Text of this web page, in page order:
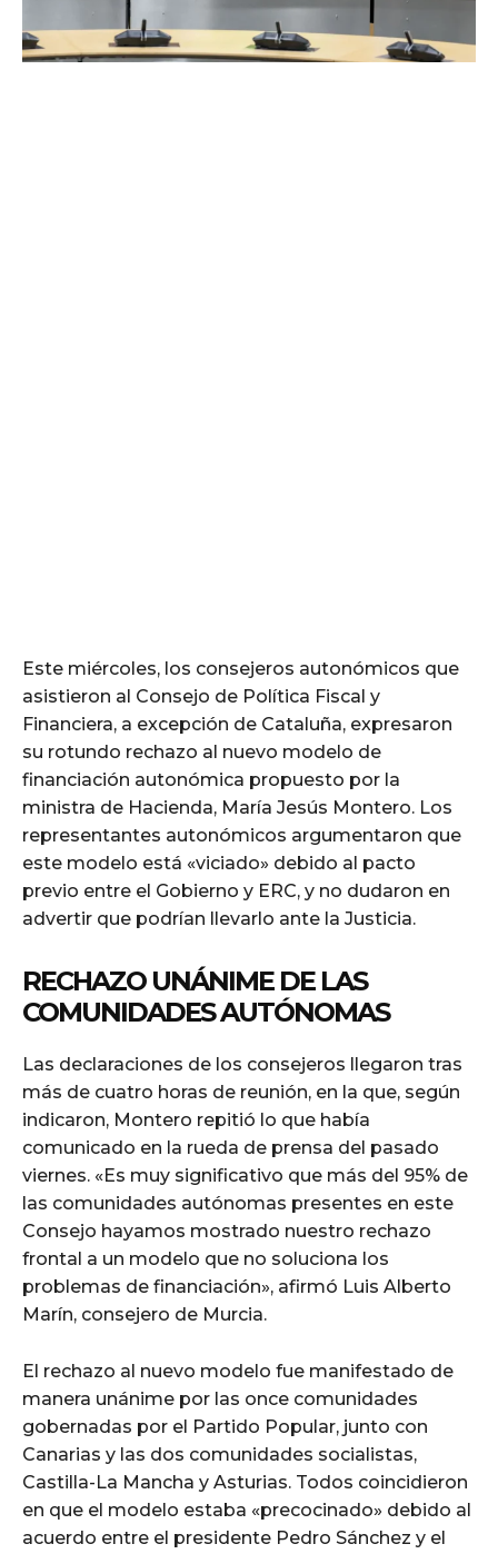
Este miércoles, los consejeros autonómicos que
asistieron al Consejo de Política Fiscal y
Financiera, a excepción de Cataluña, expresaron
su rotundo rechazo al nuevo modelo de
financiación autonómica propuesto por la
ministra de Hacienda, María Jesús Montero. Los
representantes autonómicos argumentaron que
este modelo está «viciado» debido al pacto
previo entre el Gobierno y ERC, y no dudaron en
advertir que podrían llevarlo ante la Justicia.
RECHAZO UNÁNIME DE LAS
COMUNIDADES AUTÓNOMAS
Las declaraciones de los consejeros llegaron tras
más de cuatro horas de reunión, en la que, según
indicaron, Montero repitió lo que había
comunicado en la rueda de prensa del pasado
viernes. «Es muy significativo que más del 95% de
las comunidades autónomas presentes en este
Consejo hayamos mostrado nuestro rechazo
frontal a un modelo que no soluciona los
problemas de financiación», afirmó Luis Alberto
Marín, consejero de Murcia.
El rechazo al nuevo modelo fue manifestado de
manera unánime por las once comunidades
gobernadas por el Partido Popular, junto con
Canarias y las dos comunidades socialistas,
Castilla-La Mancha y Asturias. Todos coincidieron
en que el modelo estaba «precocinado» debido al
acuerdo entre el presidente Pedro Sánchez y el